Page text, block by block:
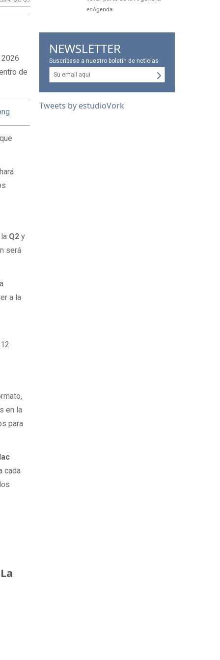
de
Q2y
será
a la
en la
para
cada
enAgenda
NEWSLETTER
Suscríbase a nuestro boletín de noticias
Tweets by estudioVork